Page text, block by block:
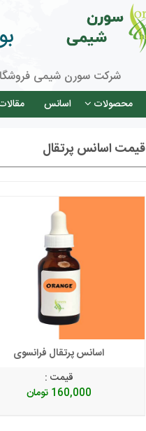
شرکت سورن شیمی فروشگاه
محصولات اسانس
قیمت اسانس پرتقال
اسانس پرتقال فرانسوی
قیمت :
160,000 تومان